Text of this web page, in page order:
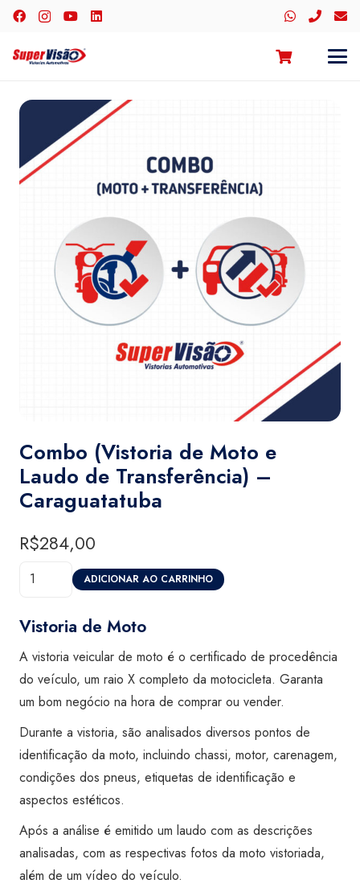
Combo (Vistoria de Moto e
Laudo de Transferência) –
Caraguatatuba
R$284,00
Combo
de
e
Laudo
de
Transferência)
-
Caraguatatuba
quantidade
ADICIONAR AO CARRINHO
Vistoria de Moto
A vistoria veicular de moto é o certificado de procedência
do veículo, um raio X completo da motocicleta. Garanta
um bom negócio na hora de comprar ou vender.
Durante a vistoria, são analisados diversos pontos de
identificação da moto, incluindo chassi, motor, carenagem,
condições dos pneus, etiquetas de identificação e
aspectos estéticos.
Após a análise é emitido um laudo com as descrições
analisadas, com as respectivas fotos da moto vistoriada,
além de um vídeo do veículo.